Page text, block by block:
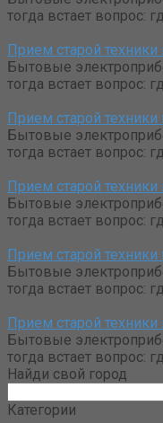
тогда встает вопрос:
Прием старой
Бытовые
тогда встает вопрос:
Прием старой
Бытовые
тогда встает вопрос:
Прием старой техники
Бытовые
тогда встает вопрос:
Прием старой
Бытовые
тогда встает вопрос:
Прием старой
Бытовые
тогда встает вопрос:
Найди свой город
Категории